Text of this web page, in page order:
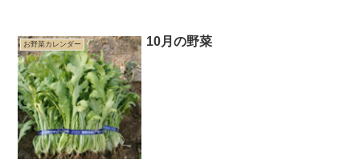
お野菜カレンダー 10月の野菜